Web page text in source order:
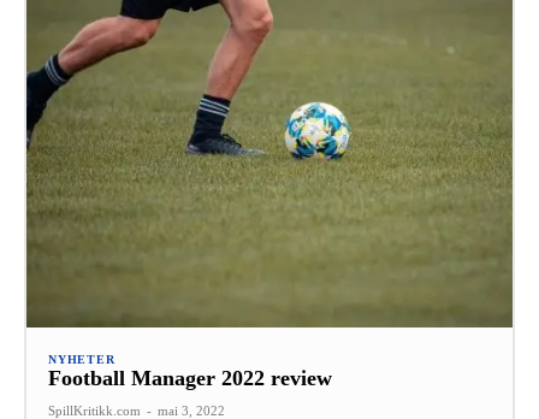
NYHETER
Football Manager 2022 review
SpillKritikk.com - mai 3, 2022